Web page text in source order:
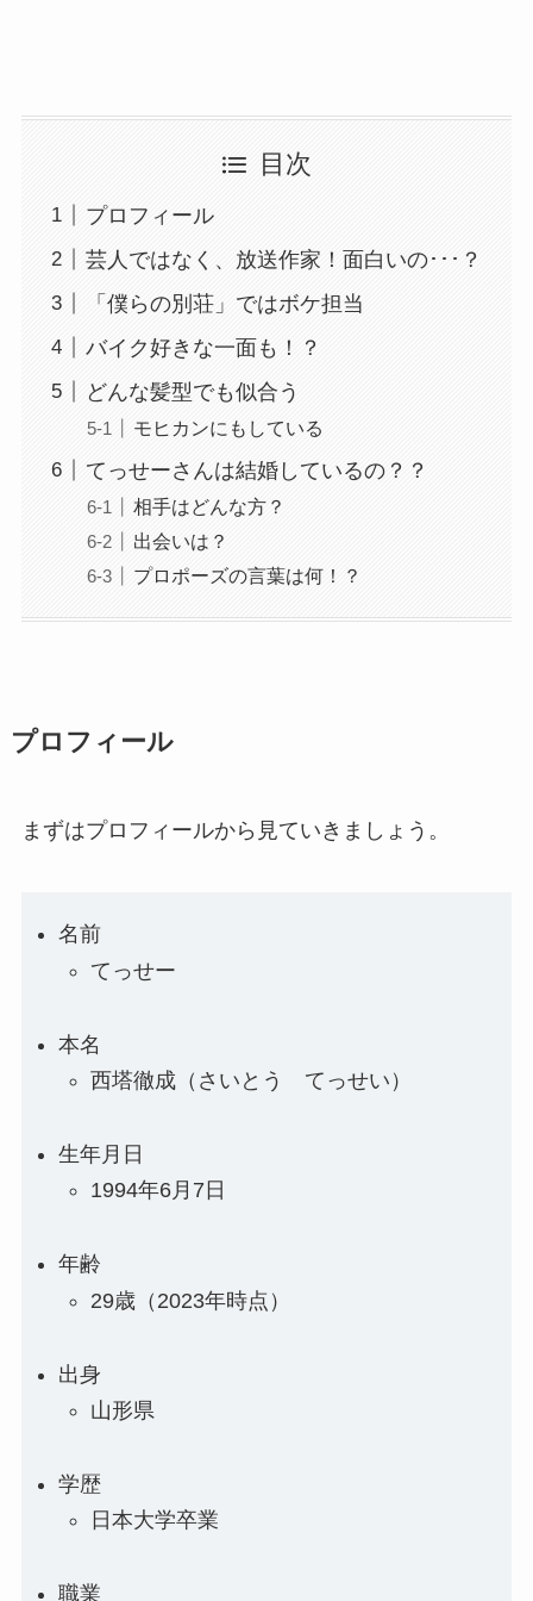
目次
プロフィール
芸人ではなく、放送作家！面白いの･･･？
「僕らの別荘」ではボケ担当
バイク好きな一面も！？
どんな髪型でも似合う
モヒカンにもしている
てっせーさんは結婚しているの？？
相手はどんな方？
出会いは？
プロポーズの言葉は何！？
プロフィール
まずはプロフィールから見ていきましょう。
名前
てっせー
本名
西塔徹成（さいとう てっせい）
生年月日
1994年6月7日
年齢
29歳（2023年時点）
出身
山形県
学歴
日本大学卒業
職業